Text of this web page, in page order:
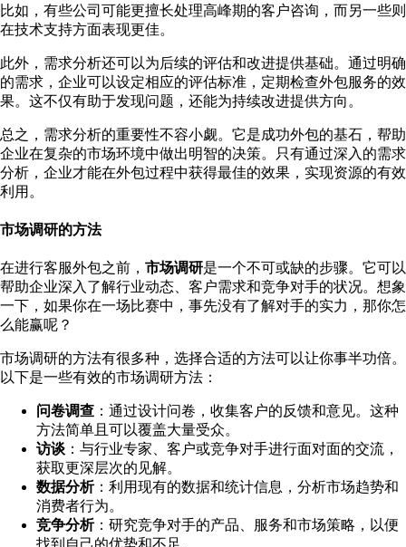
比如，有些公司可能更擅长处理高峰期的客户咨询，而另一些则
在技术支持方面表现更佳。
此外，需求分析还可以为后续的评估和改进提供基础。通过明确
的需求，企业可以设定相应的评估标准，定期检查外包服务的效
果。这不仅有助于发现问题，还能为持续改进提供方向。
总之，需求分析的重要性不容小觑。它是成功外包的基石，帮助
企业在复杂的市场环境中做出明智的决策。只有通过深入的需求
分析，企业才能在外包过程中获得最佳的效果，实现资源的有效
利用。
市场调研的方法
在进行客服外包之前， 市场调研是一个不可或缺的步骤。它可以
帮助企业深入了解行业动态、客户需求和竞争对手的状况。想象
一下，如果你在一场比赛中，事先没有了解对手的实力，那你怎
么能赢呢？
市场调研的方法有很多种，选择合适的方法可以让你事半功倍。
以下是一些有效的市场调研方法：
问卷调查 ：通过设计问卷，收集客户的反馈和意见。这种
方法简单且可以覆盖大量受众。
访谈 ：与行业专家、客户或竞争对手进行面对面的交流，
获取更深层次的见解。
数据分析：利用现有的数据和统计信息，分析市场趋势和
消费者行为。
竞争分析：研究竞争对手的产品、服务和市场策略，以便